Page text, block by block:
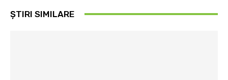
ȘTIRI SIMILARE